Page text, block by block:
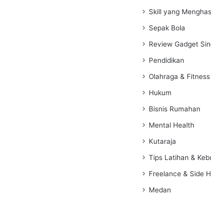
Skill yang
Sepak Bola
Review Gadget
Pendidikan
Olahraga & Fitness
Hukum
Bisnis Rumahan
Mental Health
Kutaraja
Tips Latihan &
Freelance & Side
Medan